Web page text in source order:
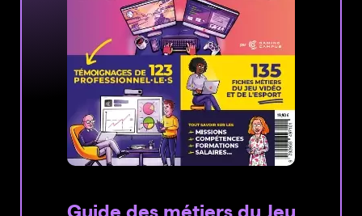
Guide des métiers du Jeu